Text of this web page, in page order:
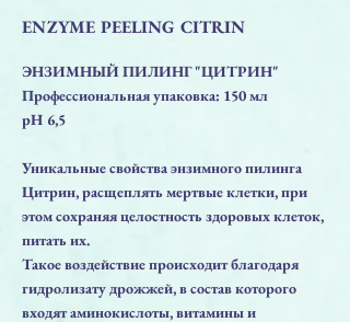
ENZYME PEELING CITRIN
ЭНЗИМНЫЙ ПИЛИНГ "ЦИТРИН"
Профессиональная упаковка: 150 мл
pH 6,5
Уникальные свойства энзимного пилинга
Цитрин, расщеплять мертвые клетки, при
этом сохраняя целостность здоровых клеток,
питать их.
Такое воздействие происходит благодаря
гидролизату дрожжей, в состав которого
входят аминокислоты, витамины и